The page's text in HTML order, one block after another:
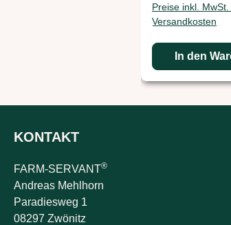
Preise inkl. MwSt.
Versandkosten
In den
KONTAKT
FARM-SERVANT®
Andreas Mehlhorn
Paradiesweg 1
08297 Zwönitz